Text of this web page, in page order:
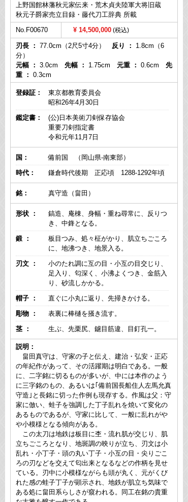
上野国館林藩秋元家伝来・荒木貞夫陸軍大将旧蔵
秋元子爵家売立目録・藤代刀工辞典 所載
No.F00670
14,500,000
刃長 ： 77.0cm（2尺5寸4分） 反り ：
1.8cm（6
分）
元幅 ： 3.0cm 先幅 ： 1.75cm 元重 ： 0.6cm 先
重 ： 0.3cm
登録証：
東京都教育委員会
昭和26年4月30日
鑑定書：
(公)日本美術刀剣保存協会
重要刀剣指定書
令和元年11月7日
国：
備前国 （岡山県-南東部）
時代：
鎌倉時代後期 正応頃 1288-1292年頃
銘： 真守造（畠田）
形状 ：
鎬造、庵棟、身幅・重ね尋常に、反りつ
き、中鋒となる。
鍛 ：
板目つみ、処々柾がかり、肌立ちごころ
に、地沸つき、地景入る。
刃文 ：
小のたれ調に互の目・小互の目交じり、
足入り、匂深く、小沸よくつき、金筋入
り、砂流しかかる。
帽子 ：
直ぐに小丸に返り、先掃きかける。
彫物 ：
表裏に棒樋を掻き流す。
茎 ：
生ぶ、先栗尻、鑢目筋違、目釘孔一。
説明：
畠田真守は、守家の子と伝え、建治・弘安・正応
の年紀作があって、その活躍期は明白である。一般
に、二字銘に切るものが多いが、中には本作のよう
に三字銘のもの、あるいは｢備前国長船住人左馬允真
守造｣と長銘に切った作例も現存する。作風は父：守
家に倣い、蛙子を強調した丁子乱れを焼いて変化の
あるものであるが、守家に比して、一般に乱れがや
や小模様となる傾向がある。
この太刀は地鉄は板目に杢・流れ肌が交じり、肌
立ちごころとなり、地斑調の映りが立ち、刃文は小
乱れ・小丁子・頭の丸い丁子・小互の目・尖りごこ
ろの刃などを交えて匂出来となるなどの作柄を見せ
ている。刃中に小模様ながらも頭が丸く、元がくび
れた感の蛙子丁子が顕示され、地鉄が肌立ち気味で
ある処に畠田系らしさが窺われる。同工在銘の貴重